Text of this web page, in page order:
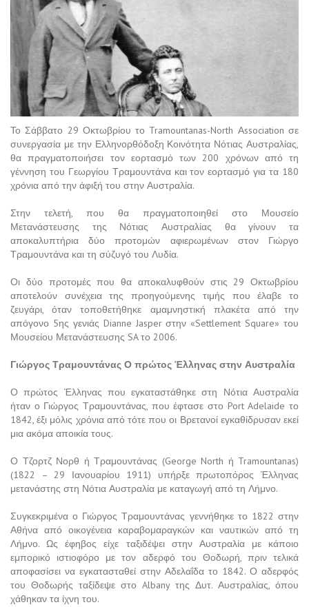
Το Σάββατο 29 Οκτωβρίου το Tramountanas-North Αssociation σε
συνεργασία με την Ελληνορθόδοξη Κοινότητα Νότιας Αυστραλίας,
θα πραγματοποιήσει τον εορτασμό των 200 χρόνων από τη
γέννηση του Γεωργίου Τραμουντάνα και τον εορτασμό για τα 180
χρόνια από την άφιξή του στην Αυστραλία.
Στην τελετή, που θα πραγματοποιηθεί στο Μουσείο
Μετανάστευσης της Νότιας Αυστραλίας θα γίνουν τα
αποκαλυπτήρια δύο προτομών αφιερωμένων στον Γιώργο
Τραμουντάνα και τη σύζυγό του Λυδία.
Οι δύο προτομές που θα αποκαλυφθούν στις 29 Οκτωβρίου
αποτελούν συνέχεια της προηγούμενης τιμής που έλαβε το
ζευγάρι, όταν τοποθετήθηκε αμαμνηστική πλακέτα από την
απόγονο 5ης γενιάς Dianne Jasper στην «Settlement Square» του
Μουσείου Μετανάστευσης SA το 2006.
Γιώργος Τραμουντάνας Ο πρώτος Έλληνας στην Αυστραλία
Ο πρώτος Έλληνας που εγκαταστάθηκε στη Νότια Αυστραλία
ήταν ο Γιώργος Τραμουντάνας, που έφτασε στο Port Adelaide το
1842, έξι μόλις χρόνια από τότε που οι Βρετανοί εγκαθίδρυσαν εκεί
μια ακόμα αποικία τους.
Ο Τζορτζ Νορθ ή Τραμουντάνας (George North ή Tramountanas)
(1822 – 29 Ιανουαρίου 1911) υπήρξε πρωτοπόρος Έλληνας
μετανάστης στη Νότια Αυστραλία με καταγωγή από τη Λήμνο.
Συγκεκριμένα ο Γιώργος Τραμουντάνας γεννήθηκε το 1822 στην
Αθήνα από οικογένεια καραβομαραγκών και ναυτικών από τη
Λήμνο. Ως έφηβος είχε ταξιδέψει στην Αυστραλία με κάποιο
εμπορικό ιστιοφόρο με τον αδερφό του Θοδωρή, πριν τελικά
αποφασίσει να εγκατασταθεί στην Αδελαΐδα το 1842. Ο αδερφός
του Θοδωρής ταξίδεψε στο Albany της Δυτ. Αυστραλίας, όπου
χάθηκαν τα ίχνη του.